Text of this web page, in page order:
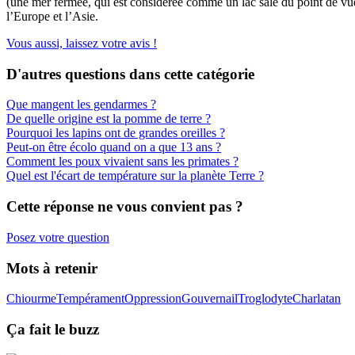
l’Europe et l’Asie.
Vous aussi, laissez votre avis !
D'autres questions dans cette catégorie
Que mangent les gendarmes ?
De quelle origine est la pomme de terre ?
Pourquoi les lapins ont de grandes oreilles ?
Peut-on être écolo quand on a que 13 ans ?
Comment les poux vivaient sans les primates ?
Quel est l'écart de température sur la planète Terre ?
Cette réponse ne vous convient pas ?
Posez votre question
Mots à retenir
ChiourmeTempéramentOppressionGouvernailTroglodyteCharlatan
Ça fait le buzz